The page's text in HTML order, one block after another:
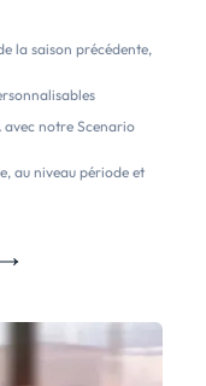
la saison précédente,
notre Scenario
au niveau période et